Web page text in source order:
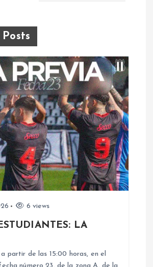
6 views
LA
partir de las 15:00 horas, en el